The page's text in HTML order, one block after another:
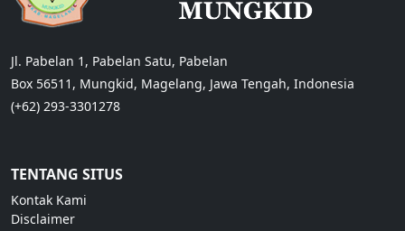
Jl. Pabelan 1, Pabelan Satu, Pabelan
Box 56511, Mungkid, Magelang, Jawa Tengah, Indonesia
(+62) 293-3301278
TENTANG SITUS
Kontak Kami
Disclaimer